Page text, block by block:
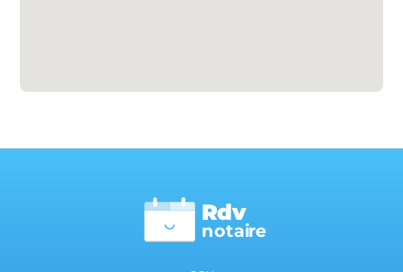
notaire
Rdv